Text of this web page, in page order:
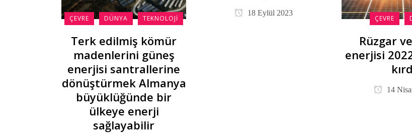
ÇEVRE DÜNYA TEKNOLOJI
Terk edilmiş kömür
madenlerini güneş
enerjisi santrallerine
dönüştürmek Almanya
büyüklüğünde bir
ülkeye enerji
sağlayabilir
18 Eylül 2023
ÇEVRE
Rüzgar
enerjisi
14